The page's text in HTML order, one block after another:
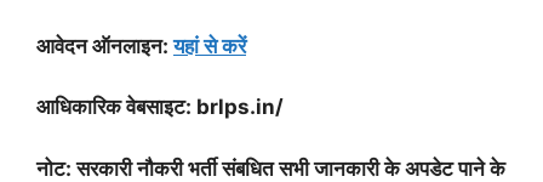
आवेदन ऑनलाइन:यहां से करें
आधिकारिक वेबसाइट: brlps.in/
नोट:सरकारी नौकरी भर्तीसंबधित सभी जानकारी के अपडेट पाने के